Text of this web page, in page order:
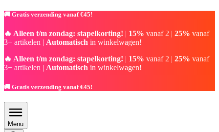
🚚 Gratis verzending vanaf €45!
🔥 Alleen t/m zondag: stapelkorting! | 15% vanaf 2 | 25% vanaf
3+ artikelen | Automatisch in winkelwagen!
🔥 Alleen t/m zondag: stapelkorting! | 15% vanaf 2 | 25% vanaf
3+ artikelen | Automatisch in winkelwagen!
🚚 Gratis verzending vanaf €45!
Menu